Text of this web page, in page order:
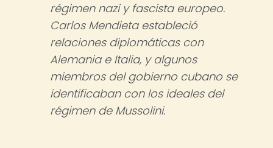
régimen nazi y fascista europeo.
Carlos Mendieta estableció
relaciones diplomáticas con
Alemania e Italia, y algunos
miembros del gobierno cubano se
identificaban con los ideales del
régimen de Mussolini.